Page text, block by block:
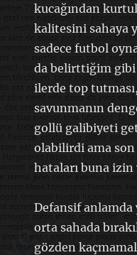
kucağından
kalitesini sahaya
sadece futbol
da belirttiğim gibi
ilerde top
savunmanın
gollü galibiyeti
olabilirdi ama son
hataları buna izin
Defansif anlamda
orta sahada
gözden